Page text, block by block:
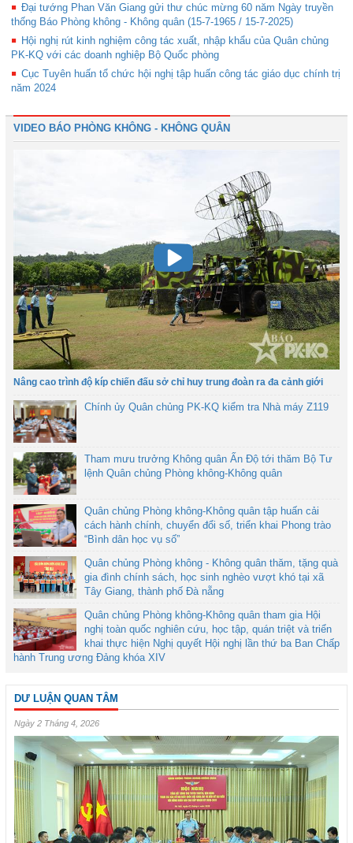
Đại tướng Phan Văn Giang gửi thư chúc mừng 60 năm Ngày truyền
thống Báo Phòng không - Không quân (15-7-1965 / 15-7-2025)
Hội nghị rút kinh nghiệm công tác xuất, nhập khẩu của Quân chủng
PK-KQ với các doanh nghiệp Bộ Quốc phòng
Cục Tuyên huấn tổ chức hội nghị tập huấn công tác giáo dục chính trị
năm 2024
VIDEO BÁO PHÒNG KHÔNG - KHÔNG QUÂN
Nâng cao trình độ kíp chiến đấu sở chỉ huy trung đoàn ra đa cảnh giới
Chính ủy Quân chủng PK-KQ kiểm tra Nhà máy Z119
Tham mưu trưởng Không quân Ấn Độ tới thăm Bộ Tư
lệnh Quân chủng Phòng không-Không quân
Quân chủng Phòng không-Không quân tập huấn cải
cách hành chính, chuyển đổi số, triển khai Phong trào
“Bình dân học vụ số”
Quân chủng Phòng không - Không quân thăm, tặng quà
gia đình chính sách, học sinh nghèo vượt khó tại xã
Tây Giang, thành phố Đà nẵng
Quân chủng Phòng không-Không quân tham gia Hội
nghị toàn quốc nghiên cứu, học tập, quán triệt và triển
khai thực hiện Nghị quyết Hội nghị lần thứ ba Ban Chấp
hành Trung ương Đảng khóa XIV
DƯ LUẬN QUAN TÂM
Ngày 2 Tháng 4, 2026